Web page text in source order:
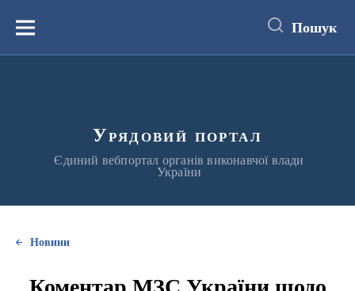
вмістуМеню Пошук
Урядовий портал
Єдиний вебпортал органів виконавчої влади
України
Новини